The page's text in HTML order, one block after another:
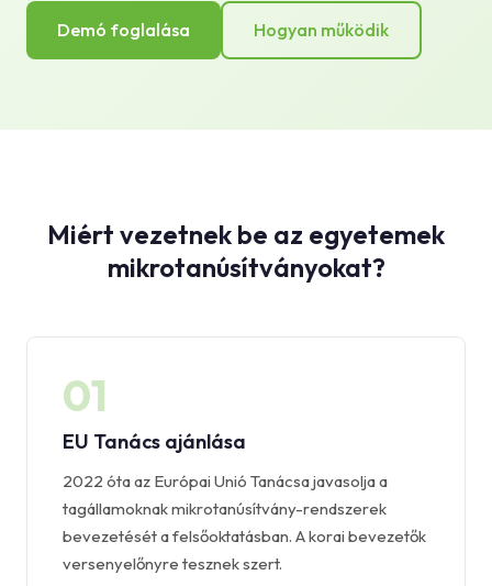
Demó foglalása Hogyan működik
Miért vezetnek be az egyetemek
mikrotanúsítványokat?
01
EU Tanács ajánlása
2022 óta az Európai Unió Tanácsa javasolja a
tagállamoknak mikrotanúsítvány-rendszerek
bevezetését a felsőoktatásban. A korai bevezetők
versenyelőnyre tesznek szert.